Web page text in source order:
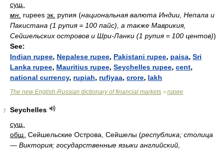
сущ.
мн. rupees эк. рупия (национальная валюта Индии, Непала и
Пакистана (1 рупия = 100 пайс), а также Маврикия,
Сейшельских островов и Шри-Ланки (1 рупия = 100 центов))
See:
Indian rupee, Nepalese rupee, Pakistani rupee, paisa, Sri
Lanka rupee, Mauritius rupee, Seychelles rupee, cent,
national currency, rupiah, rufiyaa, crore, lakh
The new English-Russian dictionary of financial markets > rupee
7
Seychelles
сущ.
общ. Сейшельские Острова, Сейшелы (республика; столица
— Виктория; государственные языки английский,